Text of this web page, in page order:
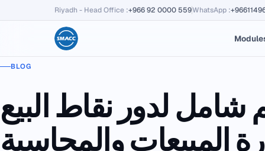
Riyadh - Head Office :+966 92 0000 559WhatsApp :
BLOG
شامل لدور نقاط البيع
المبيعات والمحاسبة